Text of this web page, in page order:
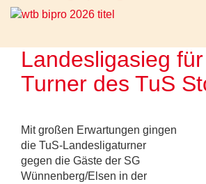
Landesligasieg
Turner des TuS
Mit großen Erwartungen gingen
die TuS-Landesligaturner
gegen die Gäste der SG
Wünnenberg/Elsen in der